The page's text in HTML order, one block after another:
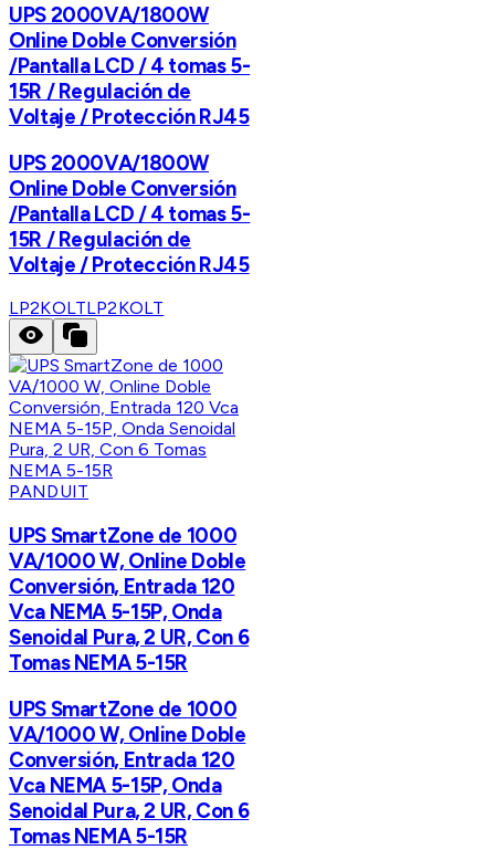
UPS 2000VA/1800W
Online Doble Conversión
/Pantalla LCD / 4 tomas 5-
15R / Regulación de
Voltaje / Protección RJ45
UPS 2000VA/1800W
Online Doble Conversión
/Pantalla LCD / 4 tomas 5-
15R / Regulación de
Voltaje / Protección RJ45
LP2KOLTLP2KOLT
PANDUIT
UPS SmartZone de 1000
VA/1000 W, Online Doble
Conversión, Entrada 120
Vca NEMA 5-15P, Onda
Senoidal Pura, 2 UR, Con 6
Tomas NEMA 5-15R
UPS SmartZone de 1000
VA/1000 W, Online Doble
Conversión, Entrada 120
Vca NEMA 5-15P, Onda
Senoidal Pura, 2 UR, Con 6
Tomas NEMA 5-15R